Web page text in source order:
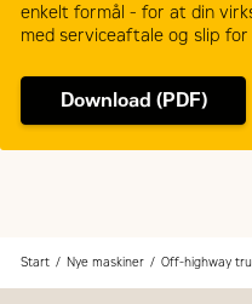
enkelt formål - for at din
med serviceaftale og slip
Download (PDF)
Start Nye maskiner Off-highway